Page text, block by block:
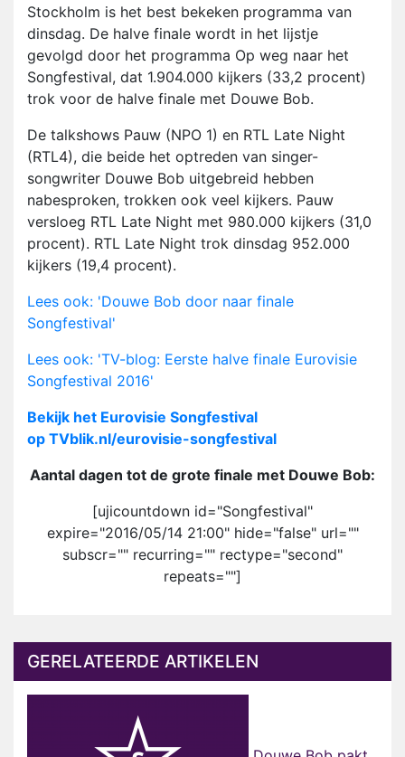
Stockholm is het best bekeken programma van
dinsdag. De halve finale wordt in het lijstje
gevolgd door het programma Op weg naar het
Songfestival, dat 1.904.000 kijkers (33,2 procent)
trok voor de halve finale met Douwe Bob.
De talkshows Pauw (NPO 1) en RTL Late Night
(RTL4), die beide het optreden van singer-
songwriter Douwe Bob uitgebreid hebben
nabesproken, trokken ook veel kijkers. Pauw
versloeg RTL Late Night met 980.000 kijkers (31,0
procent). RTL Late Night trok dinsdag 952.000
kijkers (19,4 procent).
Lees ook: 'Douwe Bob door naar finale
Songfestival'
Lees ook: 'TV-blog: Eerste halve finale Eurovisie
Songfestival 2016'
Bekijk het Eurovisie Songfestival
op TVblik.nl/eurovisie-songfestival
Aantal dagen tot de grote finale met Douwe Bob:
[ujicountdown id="Songfestival"
expire="2016/05/14 21:00" hide="false" url=""
subscr="" recurring="" rectype="second"
repeats=""]
GERELATEERDE ARTIKELEN